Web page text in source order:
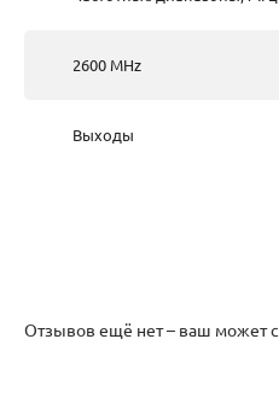
2600 MHz
Выходы
Отзывов ещё нет – ваш может